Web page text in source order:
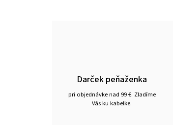
Darček peňaženka
pri objednávke nad 99 €. Zladíme
Vás ku kabelke.